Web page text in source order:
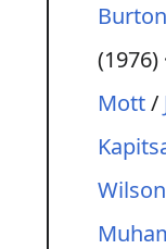
(1976)
Mott/
Wilson